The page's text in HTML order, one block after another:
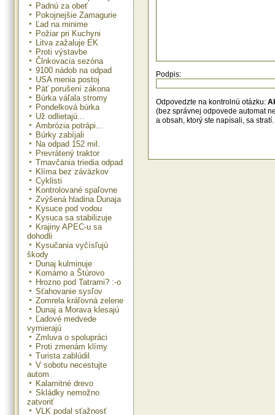
Padnú za obeť
Pokojnejšie Zamagurie
Ľad na minime
Požiar pri Kuchyni
Litva zažaluje EK
Proti výstavbe
Člnkovacia sezóna
9100 nádob na odpad
USA menia postoj
Päť porušení zákona
Búrka váľala stromy
Pondelková búrka
Už odlietajú...
Ambrózia potrápi...
Búrky zabíjali
Na odpad 152 mil.
Prevrátený traktor
Trnavčania triedia odpad
Klíma bez záväzkov
Cyklisti
Kontrolované spaľovne
Zvýšená hladina Dunaja
Kysuce pod vodou
Kysuca sa stabilizuje
Krajiny APEC-u sa
dohodli
Kysučania vyčísľujú
škody
Dunaj kulminuje
Komárno a Štúrovo
Hrozno pod Tatrami? :-o
Sťahovanie sysľov
Zomrela kráľovná zelene
Dunaj a Morava klesajú
Ľadové medvede
vymierajú
Zmluva o spolupráci
Proti zmenám klímy
Turista zablúdil
V sobotu necestujte
autom
Kalamitné drevo
Skládky nemožno
zatvoriť
VLK podal sťažnosť
kde sa stretávajú odborníci z
Súčasťou aj tohtoročného
pôdohospodárstva – hlavné
pôdohospodárskych vied.
bolo Ministerstvo
poslanec a člen
Podpis:
Odpovedzte na kontrolnú otázku:
(bez správnej odpovede automat
a obsah, ktorý ste napísali, sa